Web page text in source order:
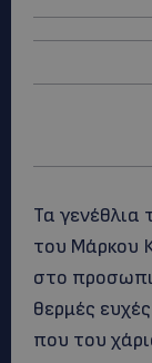
Τα γενέθλια
του Μάρκου
στο
θερμές
που του